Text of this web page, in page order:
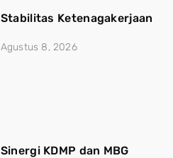
Stabilitas Ketenagakerjaan
Agustus 8, 2026
Sinergi KDMP dan MBG